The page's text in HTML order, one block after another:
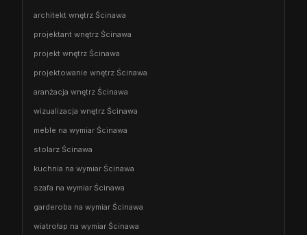
architekt wnętrz Ścinawa
projektant wnętrz Ścinawa
projekt wnętrz Ścinawa
projektowanie wnętrz Ścinawa
aranżacja wnętrz Ścinawa
wizualizacja wnętrz Ścinawa
meble na wymiar Ścinawa
stolarz Ścinawa
kuchnia na wymiar Ścinawa
szafa na wymiar Ścinawa
garderoba na wymiar Ścinawa
wiatrołap na wymiar Ścinawa